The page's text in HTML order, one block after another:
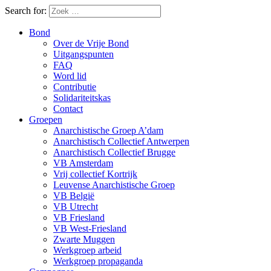
Search for:
Bond
Over de Vrije Bond
Uitgangspunten
FAQ
Word lid
Contributie
Solidariteitskas
Contact
Groepen
Anarchistische Groep A’dam
Anarchistisch Collectief Antwerpen
Anarchistisch Collectief Brugge
VB Amsterdam
Vrij collectief Kortrijk
Leuvense Anarchistische Groep
VB België
VB Utrecht
VB Friesland
VB West-Friesland
Zwarte Muggen
Werkgroep arbeid
Werkgroep propaganda